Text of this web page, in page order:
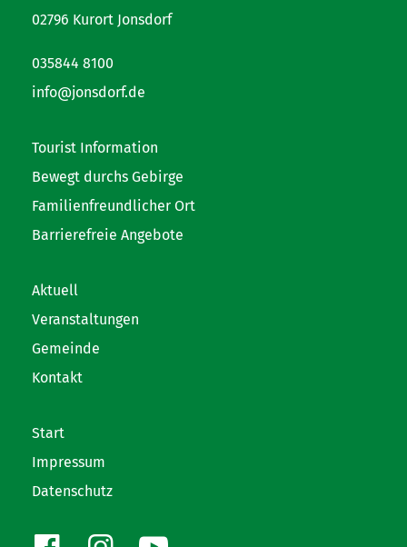
02796 Kurort Jonsdorf
035844 8100
info@jonsdorf.de
Tourist Information
Bewegt durchs Gebirge
Familienfreundlicher Ort
Barrierefreie Angebote
Aktuell
Veranstaltungen
Gemeinde
Kontakt
Start
Impressum
Datenschutz